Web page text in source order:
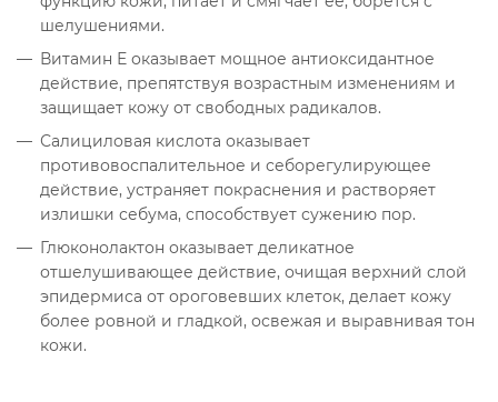
шелушениями.
Витамин Е оказывает мощное антиоксидантное
действие, препятствуя возрастным изменениям и
защищает кожу от свободных радикалов.
Салициловая кислота оказывает
противовоспалительное и себорегулирующее
действие, устраняет покраснения и растворяет
излишки себума, способствует сужению пор.
Глюконолактон оказывает деликатное
отшелушивающее действие, очищая верхний слой
эпидермиса от ороговевших клеток, делает кожу
более ровной и гладкой, освежая и выравнивая тон
кожи.